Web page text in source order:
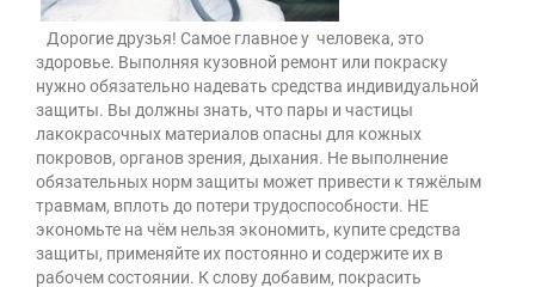
Дорогие друзья! Самое главное у человека, это
здоровье. Выполняя кузовной ремонт или покраску
нужно обязательно надевать средства индивидуальной
защиты. Вы должны знать, что пары и частицы
лакокрасочных материалов опасны для кожных
покровов, органов зрения, дыхания. Не выполнение
обязательных норм защиты может привести к тяжёлым
травмам, вплоть до потери трудоспособности. НЕ
экономьте на чём нельзя экономить, купите средства
защиты, применяйте их постоянно и содержите их в
рабочем состоянии. К слову добавим, покрасить